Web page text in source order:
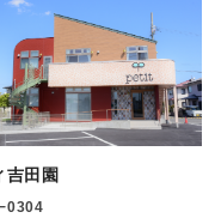
吉田園